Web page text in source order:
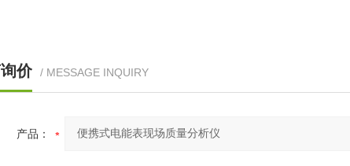
价 / MESSAGE INQUIRY
产品：